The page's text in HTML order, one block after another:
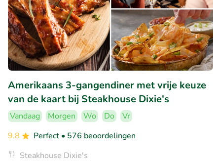
Amerikaans 3-gangendiner met vrije keuze
van de kaart bij Steakhouse Dixie's
Vandaag Morgen Wo Do
Vr
9.8
Perfect • 576 beoordelingen
Steakhouse Dixie's